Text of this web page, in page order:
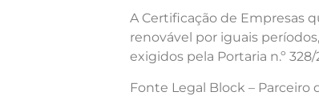
A Certificação de Empresas
renovável por iguais
exigidos pela Portaria n.º
Fonte Legal Block – Parceiro